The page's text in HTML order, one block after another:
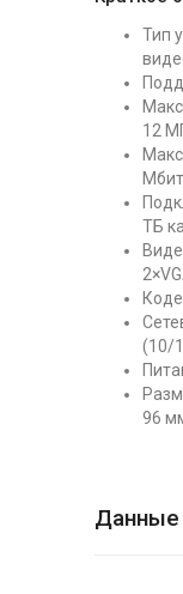
Тип
12
ТБ
(10/
96
Данные